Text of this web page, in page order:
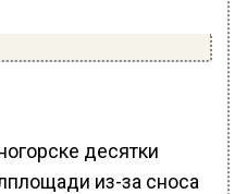
десятки
из-за сноса